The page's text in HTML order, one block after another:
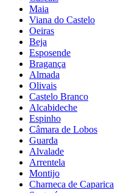
Maia
Viana do Castelo
Oeiras
Beja
Esposende
Bragança
Almada
Olivais
Castelo Branco
Alcabideche
Espinho
Câmara de Lobos
Guarda
Alvalade
Arrentela
Montijo
Charneca de Caparica